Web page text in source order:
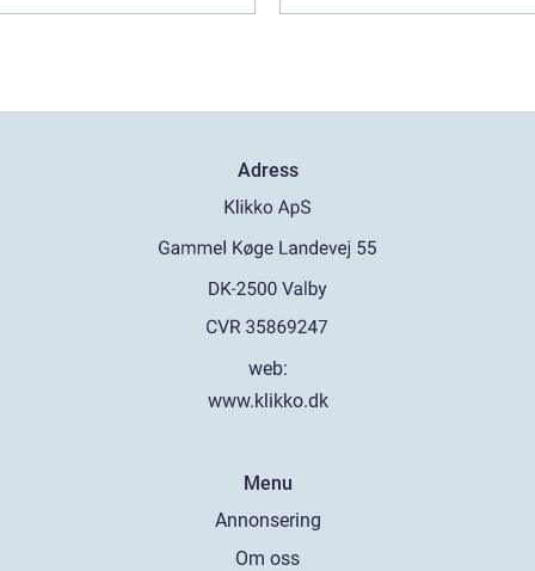
Adress
web:
www.klikko.dk
Menu
Annonsering
Om oss